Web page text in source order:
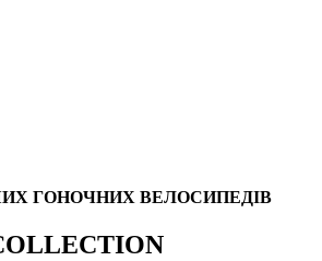
ГОНОЧНИХ ВЕЛОСИПЕДІВ